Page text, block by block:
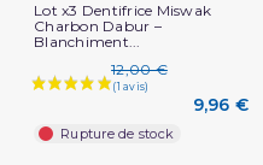
Lot x3 Dentifrice Miswak
Charbon Dabur –
Blanchiment...
12,00 €
9,96 €
Rupture de stock